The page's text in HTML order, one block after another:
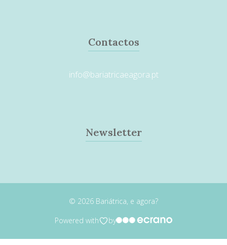
Contactos
info@bariatricaeagora.pt
Newsletter
© 2026 Bariátrica, e agora?
Powered with
by